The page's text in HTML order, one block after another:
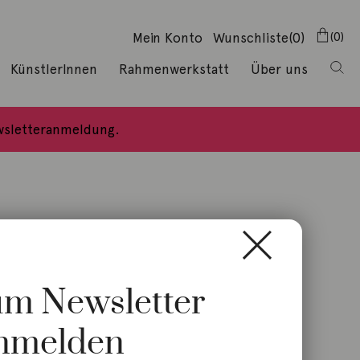
Mein Konto (0)
Wunschliste 0
KünstlerInnen Rahmenwerkstatt Über uns
Newsletter